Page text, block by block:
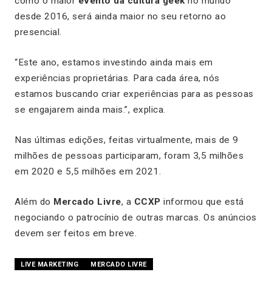
desde 2016, será ainda maior no seu retorno ao
presencial.
“Este ano, estamos investindo ainda mais em
experiências proprietárias. Para cada área, nós
estamos buscando criar experiências para as pessoas
se engajarem ainda mais.”, explica.
Nas últimas edições, feitas virtualmente, mais de 9
milhões de pessoas participaram, foram 3,5 milhões
em 2020 e 5,5 milhões em 2021.
Além do Mercado Livre, a CCXP informou que está
negociando o patrocínio de outras marcas. Os anúncios
devem ser feitos em breve.
LIVE MARKETING MERCADO LIVRE